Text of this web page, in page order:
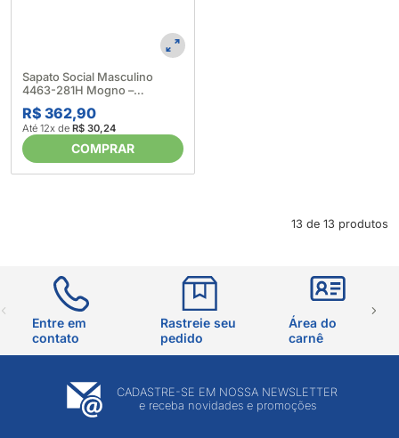
Sapato Social Masculino
4463-281H Mogno –
FERRACINI
(671365_MARROM)
R$ 362,90
Até 12x de R$ 30,24
COMPRAR
13 de 13 produtos
Entre em
contato
Rastreie seu
pedido
Área do
carnê
CADASTRE-SE EM NOSSA NEWSLETTER
e receba novidades e promoções